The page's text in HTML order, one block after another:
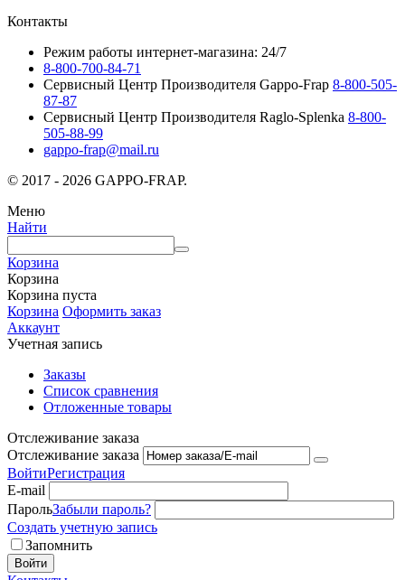
Контакты
Режим работы интернет-магазина: 24/7
8-800-700-84-71
Сервисный Центр Производителя Gappo-Frap 8-800-505-
87-87
Сервисный Центр Производителя Raglo-Splenka 8-800-
505-88-99
gappo-frap@mail.ru
© 2017 - 2026 GAPPO-FRAP.
Меню
Найти
Корзина
Корзина
Корзина пуста
Корзина Оформить заказ
Аккаунт
Учетная запись
Заказы
Список сравнения
Отложенные товары
Отслеживание заказа
Отслеживание заказа
ВойтиРегистрация
E-mail
ПарольЗабыли пароль?
Создать учетную запись
Запомнить
Войти